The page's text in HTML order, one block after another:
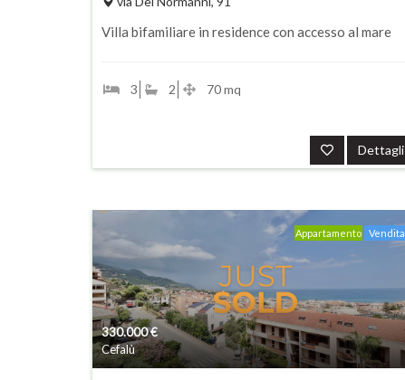
Villa bifamiliare in residence con accesso al mare
3 2 70 mq
Dettagli
330.000€
Cefalù
Vendita
Appartamento